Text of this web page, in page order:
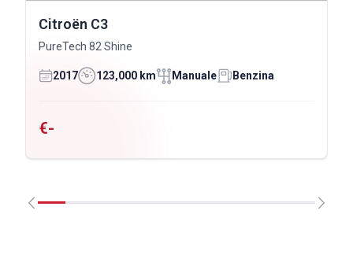
Citroën C3
PureTech 82 Shine
2017 123,000 km Manuale Benzina
€-